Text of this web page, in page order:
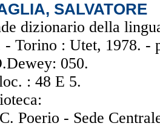
SALVATORE
dizionario della
Torino : Utet, 1978. -
050.
: 48 E 5.
Poerio - Sede